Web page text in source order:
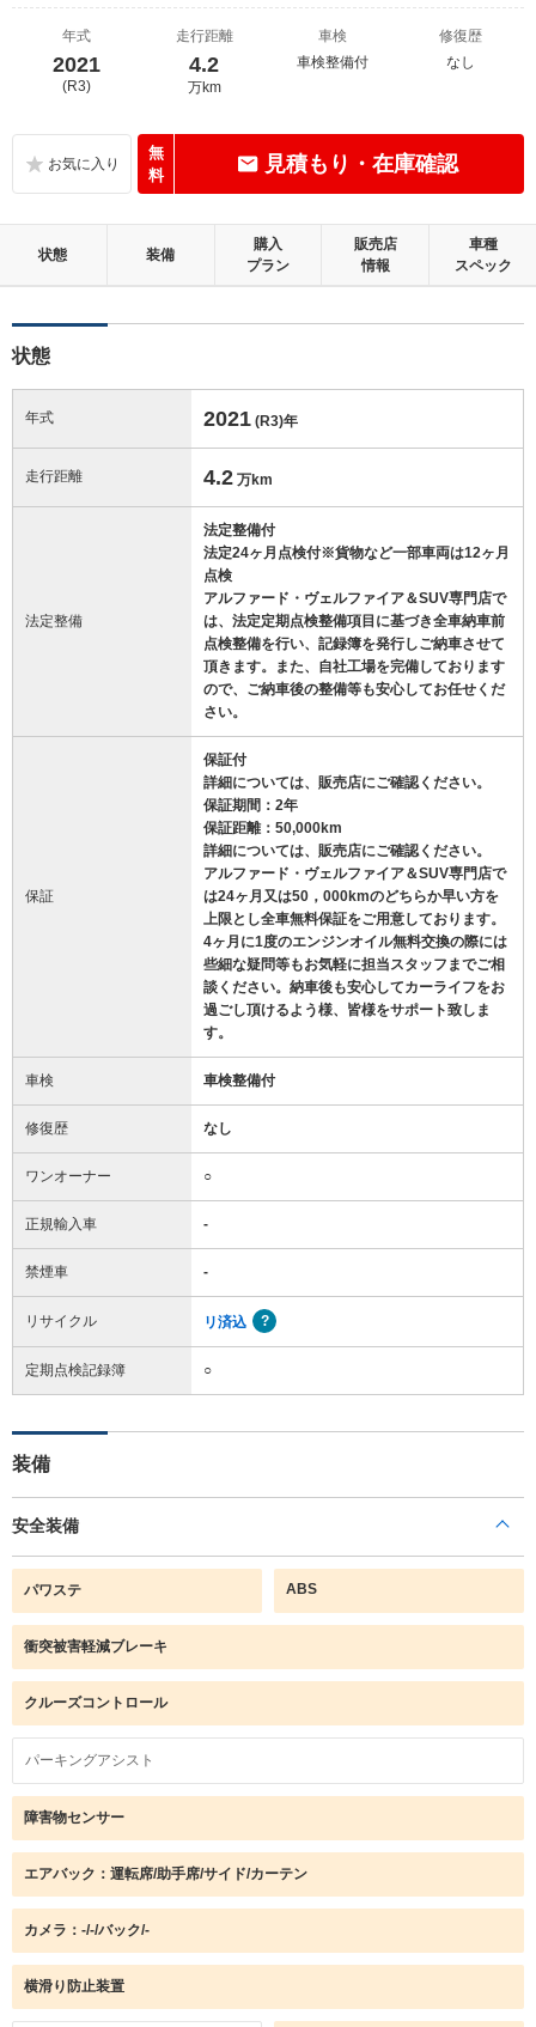
年式
2021
(R3)
走行距離
4.2
万km
車検
車検整備付
修復歴
なし
無
料
見積もり・在庫確認
状態 装備
購入
プラン
販売店
情報
車種
スペック
状態
年式 2021 (R3)年
走行距離 4.2 万km
法定整備
法定整備付
法定24ヶ月点検付※貨物など一部車両は12ヶ月
点検
アルファード・ヴェルファイア＆SUV専門店で
は、法定定期点検整備項目に基づき全車納車前
点検整備を行い、記録簿を発行しご納車させて
頂きます。また、自社工場を完備しております
ので、ご納車後の整備等も安心してお任せくだ
さい。
保証
保証付
詳細については、販売店にご確認ください。
保証期間：2年
保証距離：50,000km
詳細については、販売店にご確認ください。
アルファード・ヴェルファイア＆SUV専門店で
は24ヶ月又は50，000kmのどちらか早い方を
上限とし全車無料保証をご用意しております。
4ヶ月に1度のエンジンオイル無料交換の際には
些細な疑問等もお気軽に担当スタッフまでご相
談ください。納車後も安心してカーライフをお
過ごし頂けるよう様、皆様をサポート致しま
す。
車検 車検整備付
修復歴 なし
ワンオーナー ○
正規輸入車 -
禁煙車 -
リサイクル リ済込
定期点検記録簿 ○
装備
安全装備
パワステ ABS
衝突被害軽減ブレーキ
クルーズコントロール
パーキングアシスト
障害物センサー
エアバック：運転席/助手席/サイド/カーテン
カメラ：-/-/バック/-
横滑り防止装置